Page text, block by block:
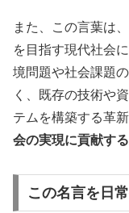
また、この言葉は
を目指す現代社会
境問題や社会課題
く、既存の技術や
テムを構築する革
会の実現に貢献す
この名言を日